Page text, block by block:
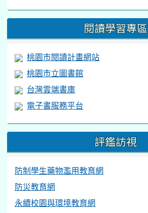
閱讀學習專區
桃園市閱讀計畫網站
桃園市立圖書館
台灣雲端書庫
電子書服務平台
評鑑訪視
防制學生藥物濫用教育網
防災教育網
永續校園與環境教育網